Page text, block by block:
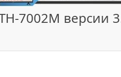
7002M версии